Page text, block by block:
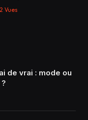
Vues
de vrai : mode ou